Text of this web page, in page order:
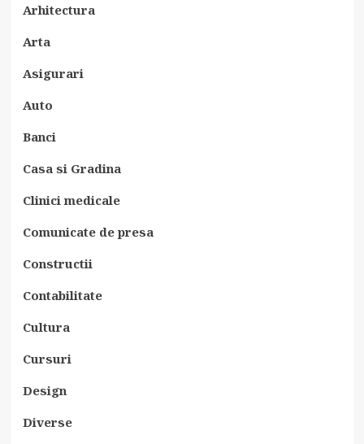
Arhitectura
Arta
Asigurari
Auto
Banci
Casa si Gradina
Clinici medicale
Comunicate de presa
Constructii
Contabilitate
Cultura
Cursuri
Design
Diverse